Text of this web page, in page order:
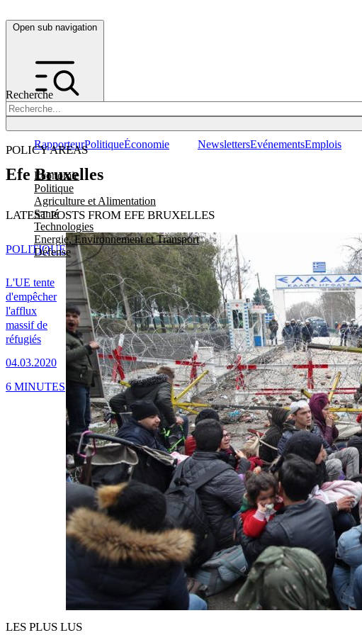
Open sub navigation
Recherche
POLICY AREAS
Economie
Politique
Agriculture et Alimentation
Santé
Technologies
Energie, Environnement et Transport
Défense
RapporteurPolitiqueÉconomie NewslettersEvénementsEmplois
Efe Bruxelles
LATEST POSTS FROM EFE BRUXELLES
L'UE tente
d'empêcher
l'afflux
massif de
réfugiés
04.03.2020
POLITIQUE
6 MINUTES
LES PLUS LUS